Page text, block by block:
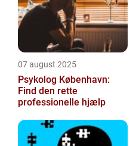
07 august 2025
Psykolog København:
Find den rette
professionelle hjælp